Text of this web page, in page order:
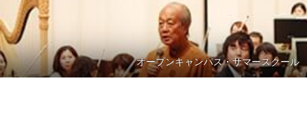
オープンキャンパス・サマースクール